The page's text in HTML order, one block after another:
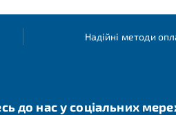
Надійні методи
до нас у соціальних